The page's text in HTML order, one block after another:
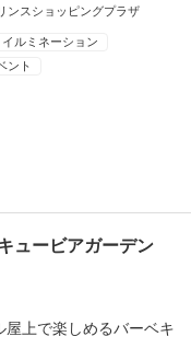
ンスショッピングプラザ
イルミネーション
ント
ュービアガーデン
屋上で楽しめるバーベキ